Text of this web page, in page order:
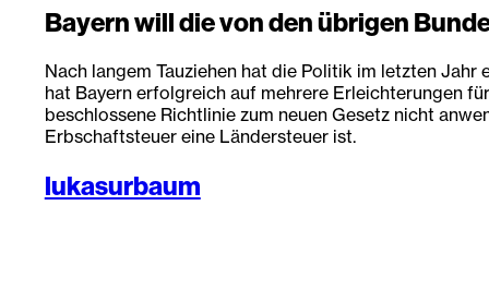
Bayern will die von den übrigen
Nach langem Tauziehen hat die Politik im letzten
hat Bayern erfolgreich auf mehrere Erleichterungen
beschlossene Richtlinie zum neuen Gesetz nicht
Erbschaftsteuer eine Ländersteuer ist.
lukasurbaum